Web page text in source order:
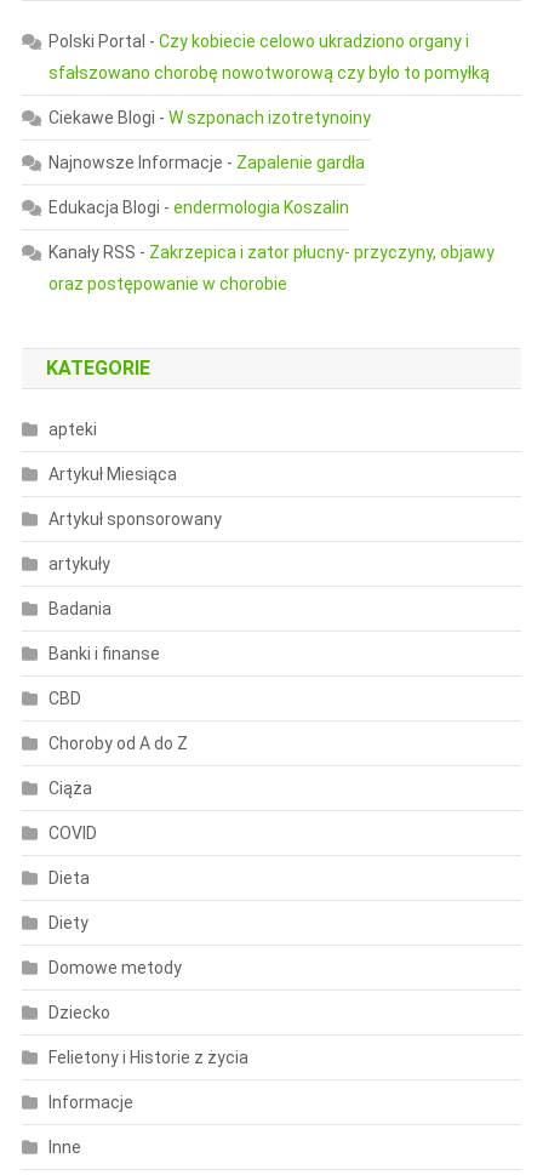
Polski Portal - Czy kobiecie celowo ukradziono organy i
sfałszowano chorobę nowotworową czy było to pomyłką
Ciekawe Blogi - W szponach izotretynoiny
Najnowsze Informacje - Zapalenie gardła
Edukacja Blogi - endermologia Koszalin
Kanały RSS - Zakrzepica i zator płucny- przyczyny, objawy
oraz postępowanie w chorobie
KATEGORIE
apteki
Artykuł Miesiąca
Artykuł sponsorowany
artykuły
Badania
Banki i finanse
CBD
Choroby od A do Z
Ciąża
COVID
Dieta
Diety
Domowe metody
Dziecko
Felietony i Historie z życia
Informacje
Inne